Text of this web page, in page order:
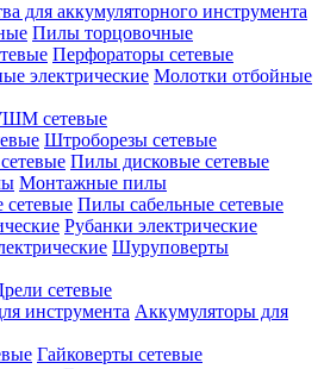
для аккумуляторного инструмента
Пилы торцовочные
Перфораторы сетевые
Молотки отбойные
сетевые
Штроборезы сетевые
Пилы дисковые сетевые
Монтажные пилы
Пилы сабельные сетевые
Рубанки электрические
Шуруповерты
сетевые
Аккумуляторы для
Гайковерты сетевые